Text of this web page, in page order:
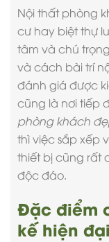
Nội thấtphòng
cư hay biệt thự
tâm và chú
và cách bài trí
đánh giá được
cũng là nơi tiếp
phòng khách
thì việc sắp xếp
thiết bị cũng rất
độc đáo.
Đặc điểm
kế hiện